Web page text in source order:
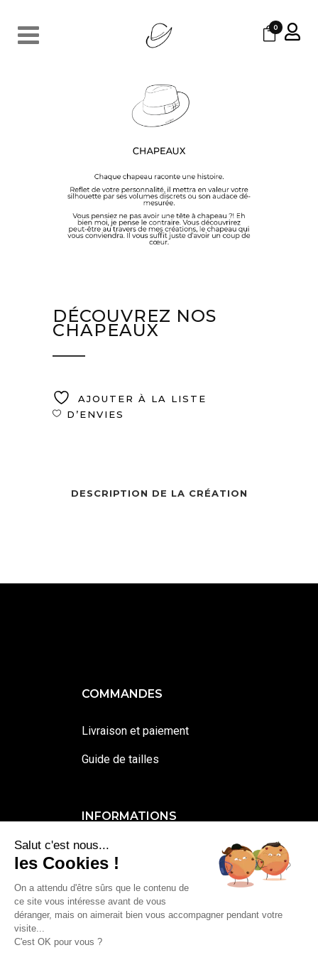
0
DÉCOUVREZ NOS
CHAPEAUX
AJOUTER À LA LISTE
D’ENVIES
DESCRIPTION DE LA CRÉATION
COMMANDES
Livraison et paiement
Guide de tailles
INFORMATIONS
Contactez-moi
Mentions légales et cookies
Conditions générales de vente
Salut c'est nous...
les Cookies !
On a attendu d'être sûrs que le contenu de
ce site vous intéresse avant de vous
déranger, mais on aimerait bien vous accompagner pendant votre
visite...
C'est OK pour vous ?